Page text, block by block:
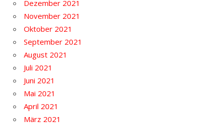
Dezember 2021
November 2021
Oktober 2021
September 2021
August 2021
Juli 2021
Juni 2021
Mai 2021
April 2021
März 2021